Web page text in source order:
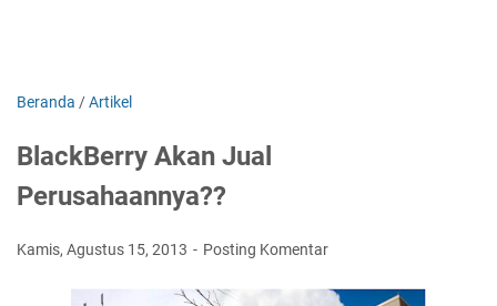
Beranda /Artikel
BlackBerry Akan Jual
Perusahaannya??
Kamis, Agustus 15, 2013 Posting Komentar